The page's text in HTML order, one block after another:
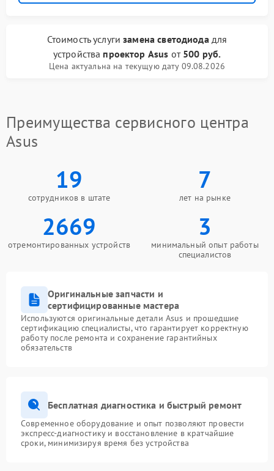
Стоимость услугизамена светодиодадля
устройства проектор Asus от 500 руб.
Цена актуальна на текущую дату 09.08.2026
Преимущества сервисного центра
Asus
19
сотрудников в штате
7
лет на рынке
2669
отремонтированных устройств
3
минимальный опыт работы
специалистов
Оригинальные запчасти и
сертифицированные мастера
Используются оригинальные детали Asus и прошедшие
сертификацию специалисты, что гарантирует корректную
работу после ремонта и сохранение гарантийных
обязательств
Бесплатная диагностика и быстрый ремонт
Современное оборудование и опыт позволяют провести
экспресс-диагностику и восстановление в кратчайшие
сроки, минимизируя время без устройства